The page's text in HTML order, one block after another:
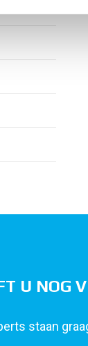
U NOG
staan